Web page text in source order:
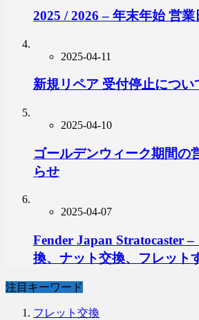
2025 / 2026 – 年末年始 営
2025-04-11
新規リペア 受付停止につい
2025-04-10
ゴールデンウィーク期間の
らせ
2025-04-07
Fender Japan Stratocaster
換、ナット交換、フレット
注目キーワード
フレット交換